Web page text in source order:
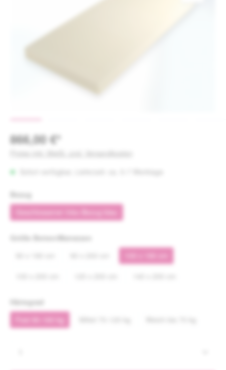
866,00 €*
Preise inkl. MwSt. zzgl. Versandkosten
Bezug
Geschlossener Inko-Bezug blau
Größe Betten/Matratzen
Härtegrad